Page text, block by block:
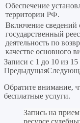
Обеспечение
территории РФ.
Включение сведений
государственный
деятельность по
качестве основного
Записи с 1 до 10 из 15
Предыдущая
Обратите внимание,
бесплатные услуги.
Запись на